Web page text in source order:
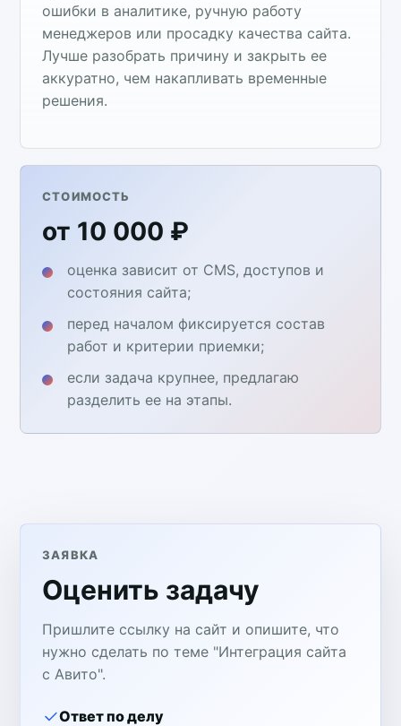
ошибки в аналитике, ручную работу
менеджеров или просадку качества сайта.
Лучше разобрать причину и закрыть ее
аккуратно, чем накапливать временные
решения.
СТОИМОСТЬ
от 10 000 ₽
оценка зависит от CMS, доступов и
состояния сайта;
перед началом фиксируется состав
работ и критерии приемки;
если задача крупнее, предлагаю
разделить ее на этапы.
ЗАЯВКА
Оценить задачу
Пришлите ссылку на сайт и опишите, что
нужно сделать по теме "Интеграция сайта
с Авито".
Ответ по делу